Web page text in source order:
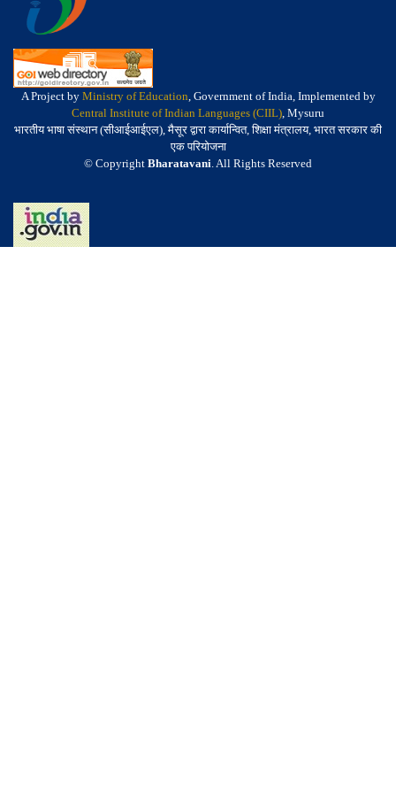
A Project by Ministry of Education, Government of India, Implemented by
Central Institute of Indian Languages (CIIL), Mysuru
भारतीय भाषा संस्थान (सीआईआईएल), मैसूर द्वारा कार्यान्वित, शिक्षा मंत्रालय, भारत सरकार की
एक परियोजना
© Copyright Bharatavani. All Rights Reserved